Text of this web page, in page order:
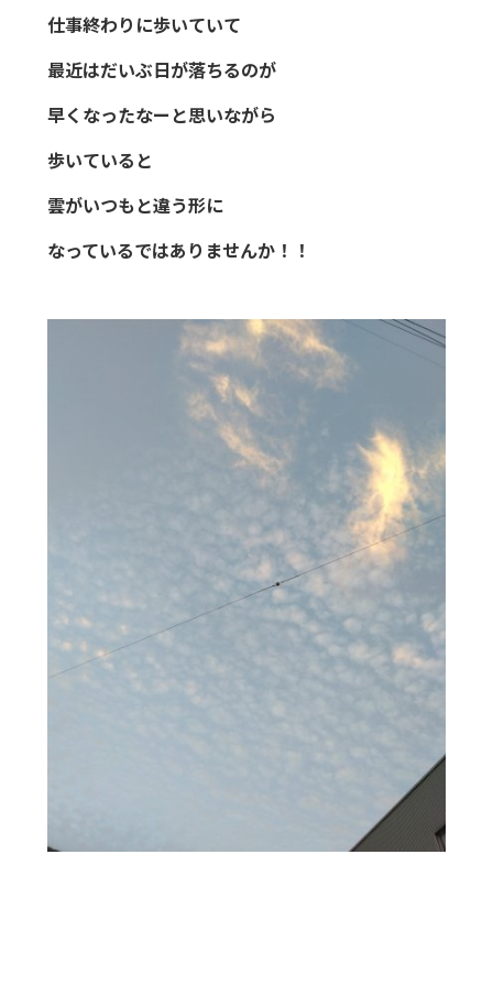
仕事終わりに歩いていて
最近はだいぶ日が落ちるのが
早くなったなーと思いながら
歩いていると
雲がいつもと違う形に
なっているではありませんか！！